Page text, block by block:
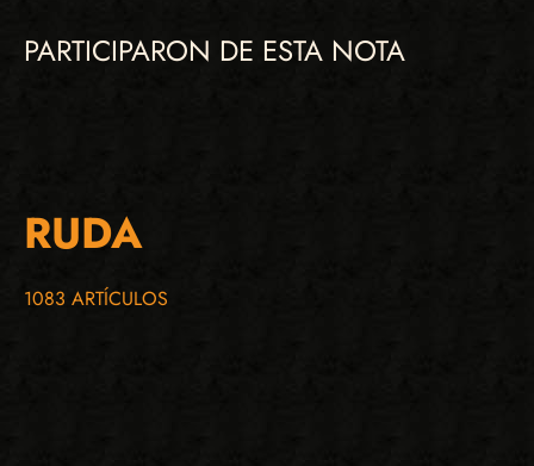
PARTICIPARON DE ESTA NOTA
RUDA
1083 ARTÍCULOS